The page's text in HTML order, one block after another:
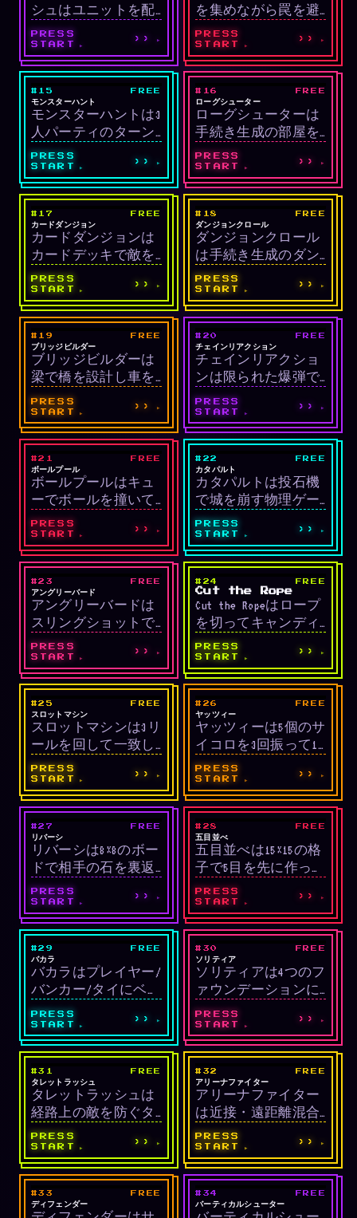
シュはユニットを配
置して自動戦闘で進
むオートバトラーで
す。
PRESS
START
››
を集めながら罠を避
けるダンジョンラン
ゲームです。
PRESS
START
››
RPG/ターン制 LIVE
#15 FREE
モンスターハント
モンスターハントは3
人パーティのターン
制RPGです。
PRESS
START
››
シューティング/ロ
ーグライク
LIVE
#16 FREE
ローグシューター
ローグシューターは
手続き生成の部屋を
クリアしながら進む
トップダウンシュー
ターです。
PRESS
START
››
デッキ構築ローグラ
イク
LIVE
#17 FREE
カードダンジョン
カードダンジョンは
カードデッキで敵を
倒すデッキ構築ロー
グライクです。
PRESS
START
››
ローグライク LIVE
#18 FREE
ダンジョンクロール
ダンジョンクロール
は手続き生成のダン
ジョンを探索するタ
ーン制ローグライク
です。
PRESS
START
››
建設/シミュ LIVE
#19 FREE
ブリッジビルダー
ブリッジビルダーは
梁で橋を設計し車を
通す建設シミュレー
ションです。
PRESS
START
››
パズル LIVE
#20 FREE
チェインリアクション
チェインリアクショ
ンは限られた爆弾で
連鎖爆発を起こして
ボールを消すパズル
です。
PRESS
START
››
スポーツ/物理 LIVE
#21 FREE
ボールプール
ボールプールはキュ
ーでボールを撞いて
ポケットに入れるビ
リヤードシミュレー
ションです。
PRESS
START
››
物理/照準 LIVE
#22 FREE
カタパルト
カタパルトは投石機
で城を崩す物理ゲー
ムです。
PRESS
START
››
物理シューティングLIVE
#23 FREE
アングリーバード
アングリーバードは
スリングショットで
鳥を発射して構造物
を破壊する物理ゲー
ムです。
PRESS
START
››
物理パズル LIVE
#24 FREE
Cut the Rope
Cut the Ropeはロープ
を切ってキャンディ
ーをモンスターの口
に落とす物理パズル
です。
PRESS
START
››
カジノ LIVE
#25 FREE
スロットマシン
スロットマシンは3リ
ールを回して一致し
たシンボルで報酬を
得るカジノゲームで
す。
PRESS
START
››
サイコロ LIVE
#26 FREE
ヤッツィー
ヤッツィーは5個のサ
イコロを3回振って13
カテゴリーを埋める
サイコロゲームで
す。
PRESS
START
››
戦略/ボード LIVE
#27 FREE
リバーシ
リバーシは8×8のボー
ドで相手の石を裏返
して多数を確保する
戦略ゲームです。
PRESS
START
››
戦略/ボード LIVE
#28 FREE
五目並べ
五目並べは15×15の格
子で5目を先に作った
方が勝つ戦略ボード
ゲームです。
PRESS
START
››
カジノ/カード LIVE
#29 FREE
バカラ
バカラはプレイヤー/
バンカー/タイにベッ
トするカジノカード
ゲームです。
PRESS
START
››
カード LIVE
#30 FREE
ソリティア
ソリティアは4つのフ
ァウンデーションに
カードをスート別に
並べるクラシックカ
ードゲームです。
PRESS
START
››
タワーディフェンスLIVE
#31 FREE
タレットラッシュ
タレットラッシュは
経路上の敵を防ぐタ
ワーディフェンスで
す。
PRESS
START
››
アクション LIVE
#32 FREE
アリーナファイター
アリーナファイター
は近接・遠距離混合
のアクションサバイ
バルです。
PRESS
START
››
シューティング LIVE
#33 FREE
ディフェンダー シューティング LIVE
#34 FREE
バーティカルシューター